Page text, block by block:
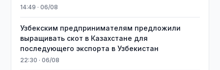
14:49 · 06/08
Узбекским предпринимателям предложили
выращивать скот в Казахстане для
последующего экспорта в Узбекистан
22:30 · 06/08